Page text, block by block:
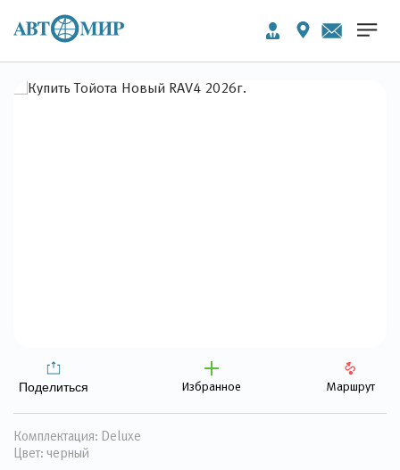
Поделиться Избранное Маршрут
Комплектация: Deluxe
Цвет: черный